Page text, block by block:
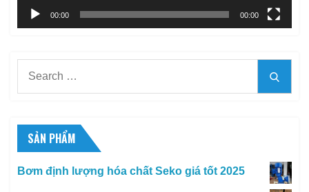
00:00 00:00
SẢN PHẨM
Bơm định lượng hóa chất Seko giá tốt 2025